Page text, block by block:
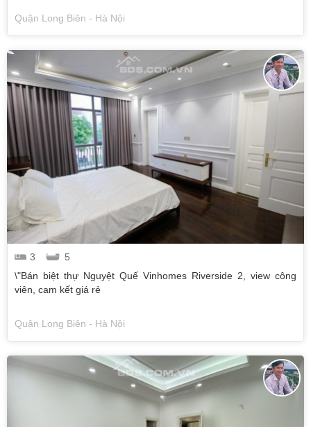
Quận Long Biên - Hà Nội
3
5
\"Bán biệt thự Nguyệt Quế Vinhomes Riverside 2, view công
viên, cam kết giá rẻ
Quận Long Biên - Hà Nội